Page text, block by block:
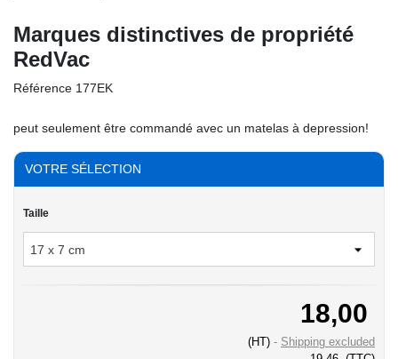
Marques distinctives de propriété
RedVac
Référence 177EK
peut seulement être commandé avec un matelas à depression!
VOTRE SÉLECTION
Taille
18,00
(HT)
Shipping excluded